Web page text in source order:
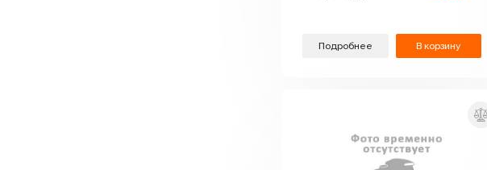
Подробнее В корзину